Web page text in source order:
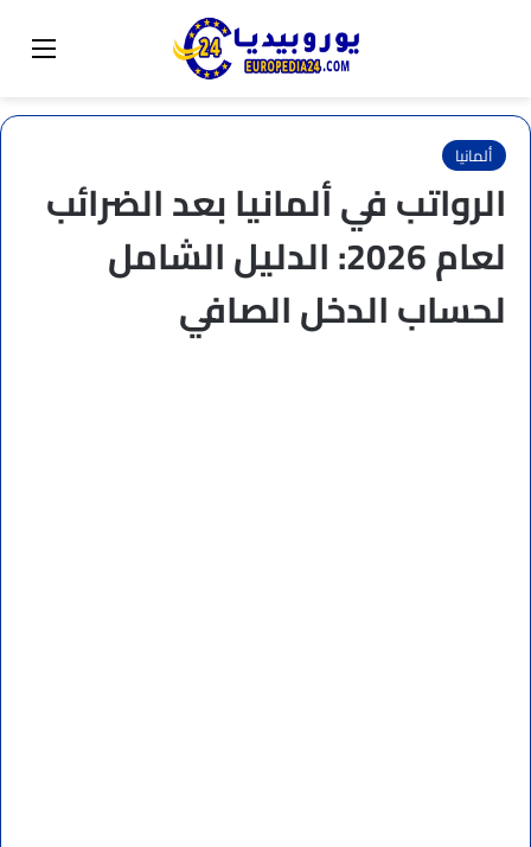
تبديل المظهر
ألمانيا
الرواتب في ألمانيا بعد الضرائب
لعام 2026: الدليل الشامل
لحساب الدخل الصافي